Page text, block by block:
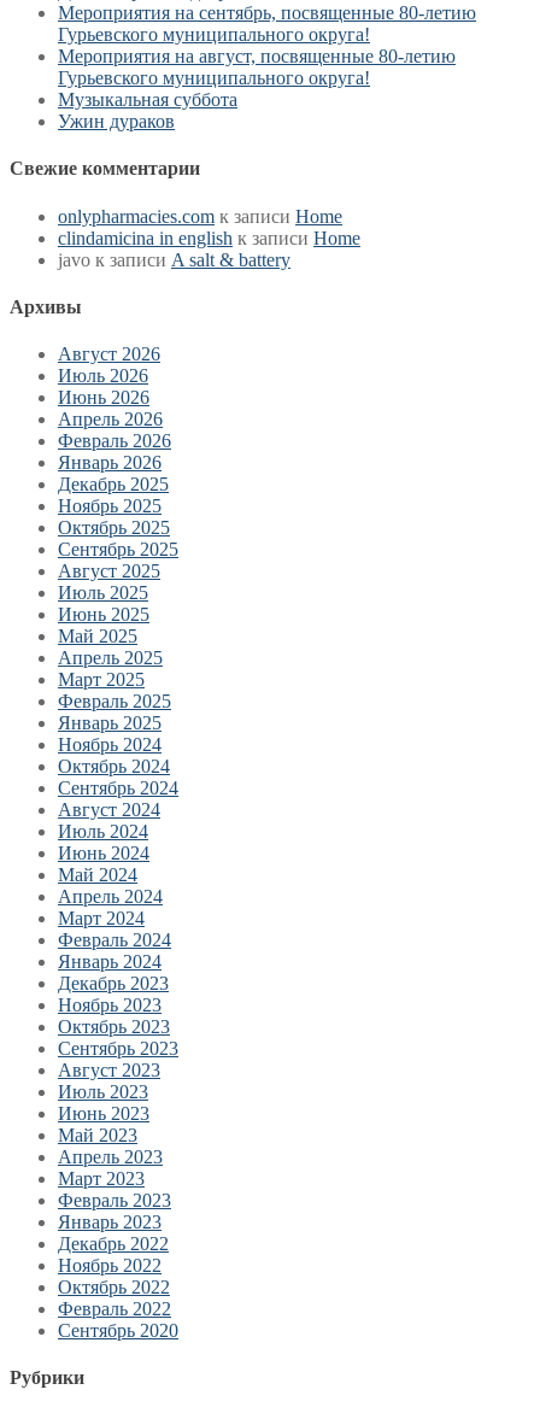
Мероприятия на сентябрь, посвященные 80-летию
Гурьевского муниципального округа!
Мероприятия на август, посвященные 80-летию
Гурьевского муниципального округа!
Музыкальная суббота
Ужин дураков
Свежие комментарии
onlypharmacies.com к записи Home
clindamicina in english к записи Home
javo к записи A salt & battery
Архивы
Август 2026
Июль 2026
Июнь 2026
Апрель 2026
Февраль 2026
Январь 2026
Декабрь 2025
Ноябрь 2025
Октябрь 2025
Сентябрь 2025
Август 2025
Июль 2025
Июнь 2025
Май 2025
Апрель 2025
Март 2025
Февраль 2025
Январь 2025
Ноябрь 2024
Октябрь 2024
Сентябрь 2024
Август 2024
Июль 2024
Июнь 2024
Май 2024
Апрель 2024
Март 2024
Февраль 2024
Январь 2024
Декабрь 2023
Ноябрь 2023
Октябрь 2023
Сентябрь 2023
Август 2023
Июль 2023
Июнь 2023
Май 2023
Апрель 2023
Март 2023
Февраль 2023
Январь 2023
Декабрь 2022
Ноябрь 2022
Октябрь 2022
Февраль 2022
Сентябрь 2020
Рубрики